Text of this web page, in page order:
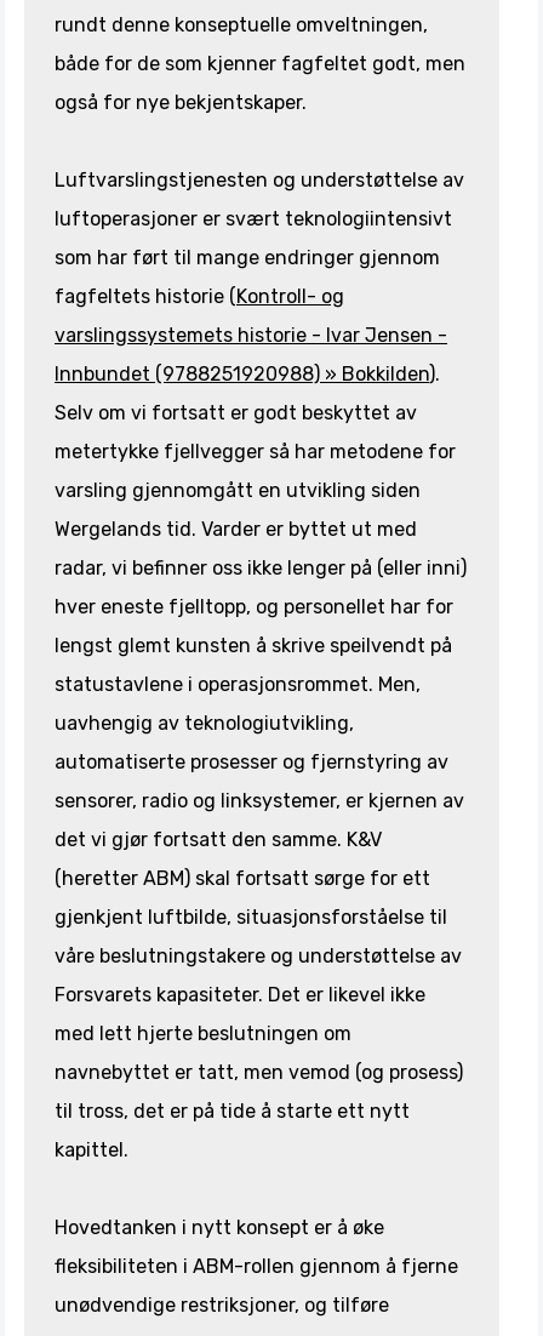
rundt denne konseptuelle omveltningen,
både for de som kjenner fagfeltet godt, men
også for nye bekjentskaper.
Luftvarslingstjenesten og understøttelse av
luftoperasjoner er svært teknologiintensivt
som har ført til mange endringer gjennom
fagfeltets historie (Kontroll- og
varslingssystemets historie - Ivar Jensen -
Innbundet (9788251920988) » Bokkilden).
Selv om vi fortsatt er godt beskyttet av
metertykke fjellvegger så har metodene for
varsling gjennomgått en utvikling siden
Wergelands tid. Varder er byttet ut med
radar, vi befinner oss ikke lenger på (eller inni)
hver eneste fjelltopp, og personellet har for
lengst glemt kunsten å skrive speilvendt på
statustavlene i operasjonsrommet. Men,
uavhengig av teknologiutvikling,
automatiserte prosesser og fjernstyring av
sensorer, radio og linksystemer, er kjernen av
det vi gjør fortsatt den samme. K&V
(heretter ABM) skal fortsatt sørge for ett
gjenkjent luftbilde, situasjonsforståelse til
våre beslutningstakere og understøttelse av
Forsvarets kapasiteter. Det er likevel ikke
med lett hjerte beslutningen om
navnebyttet er tatt, men vemod (og prosess)
til tross, det er på tide å starte ett nytt
kapittel.
Hovedtanken i nytt konsept er å øke
fleksibiliteten i ABM-rollen gjennom å fjerne
unødvendige restriksjoner, og tilføre